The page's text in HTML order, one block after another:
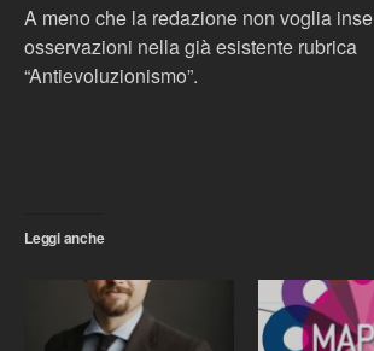
A meno che la redazione non voglia
osservazioni nella già esistente rubrica
“Antievoluzionismo”.
Leggi anche